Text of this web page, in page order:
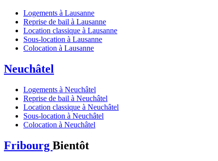
Logements à Lausanne
Reprise de bail à Lausanne
Location classique à Lausanne
Sous-location à Lausanne
Colocation à Lausanne
Neuchâtel
Logements à Neuchâtel
Reprise de bail à Neuchâtel
Location classique à Neuchâtel
Sous-location à Neuchâtel
Colocation à Neuchâtel
Fribourg Bientôt